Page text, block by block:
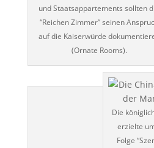
und Staatsappartements sollten
“Reichen Zimmer” seinen
auf die Kaiserwürde
(Ornate Rooms).
Die
erzielte
Folge